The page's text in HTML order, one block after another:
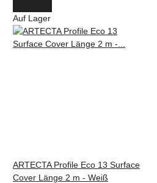
Auf Lager
ARTECTA Profile Eco 13 Surface
Cover Länge 2 m - Weiß